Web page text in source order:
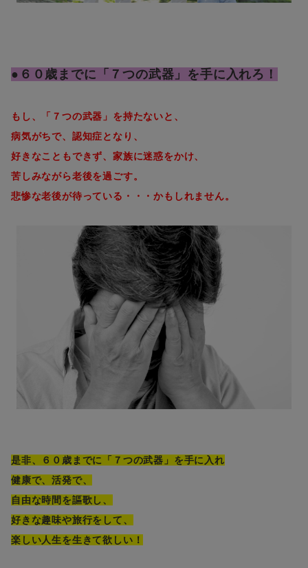
●６０歳までに「７つの武器」を手に入れろ！
もし、「７つの武器」を持たないと、
病気がちで、認知症となり、
好きなこともできず、家族に迷惑をかけ、
苦しみながら老後を過ごす。
悲惨な老後が待っている・・・かもしれません。
是非、６０歳までに「７つの武器」を手に入れ
健康で、活発で、
自由な時間を謳歌し、
好きな趣味や旅行をして、
楽しい人生を生きて欲しい！